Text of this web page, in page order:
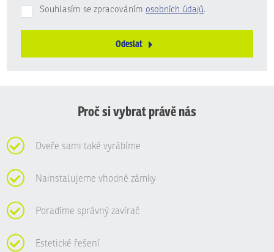
Souhlasím se zpracováním osobních údajů.
Odeslat
Proč si vybrat právě nás
Dveře sami také vyrábíme
Nainstalujeme vhodné zámky
Poradíme správný zavírač
Estetické řešení